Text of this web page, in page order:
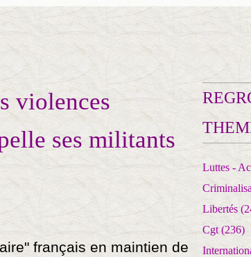
violences
ses militants
français en maintien de
Luttes -
Libertés
Cgt (236)